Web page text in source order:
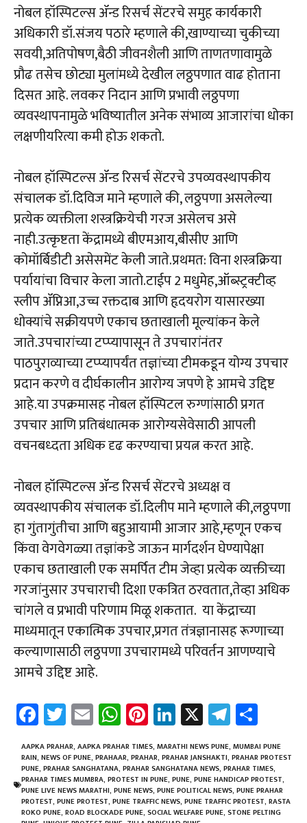
नोबल हॉस्पिटल्स ॲन्ड रिसर्च सेंटरचे समुह कार्यकारी
अधिकारी डॉ.संजय पठारे म्हणाले की,खाण्याच्या चुकीच्या
सवयी,अतिपोषण,बैठी जीवनशैली आणि ताणतणावामुळे
प्रौढ तसेच छोट्या मुलांमध्ये देखील लठ्ठपणात वाढ होताना
दिसत आहे. लवकर निदान आणि प्रभावी लठ्ठपणा
व्यवस्थापनामुळे भविष्यातील अनेक संभाव्य आजारांचा धोका
लक्षणीयरित्या कमी होऊ शकतो.
नोबल हॉस्पिटल्स ॲन्ड रिसर्च सेंटरचे उपव्यवस्थापकीय
संचालक डॉ.दिविज माने म्हणाले की, लठ्ठपणा असलेल्या
प्रत्येक व्यक्तीला शस्त्रक्रियेची गरज असेलच असे
नाही.उत्कृष्टता केंद्रामध्ये बीएमआय,बीसीए आणि
कोमॉर्बिडीटी असेसमेंट केली जाते.प्रथमत: विना शस्त्रक्रिया
पर्यायांचा विचार केला जातो.टाईप 2 मधुमेह,ऑब्स्ट्रक्टीव्ह
स्लीप ॲप्निआ,उच्च रक्तदाब आणि हृदयरोग यासारख्या
धोक्यांचे सक्रीयपणे एकाच छताखाली मूल्यांकन केले
जाते.उपचारांच्या टप्प्यापासून ते उपचारांनंतर
पाठपुराव्याच्या टप्प्यापर्यंत तज्ञांच्या टीमकडून योग्य उपचार
प्रदान करणे व दीर्घकालीन आरोग्य जपणे हे आमचे उद्दिष्ट
आहे.या उपक्रमासह नोबल हॉस्पिटल रुग्णांसाठी प्रगत
उपचार आणि प्रतिबंधात्मक आरोग्यसेवेसाठी आपली
वचनबध्दता अधिक दृढ करण्याचा प्रयत्न करत आहे.
नोबल हॉस्पिटल्स ॲन्ड रिसर्च सेंटरचे अध्यक्ष व
व्यवस्थापकीय संचालक डॉ.दिलीप माने म्हणाले की,लठ्ठपणा
हा गुंतागुंतीचा आणि बहुआयामी आजार आहे,म्हणून एकच
किंवा वेगवेगळ्या तज्ञांकडे जाऊन मार्गदर्शन घेण्यापेक्षा
एकाच छताखाली एक समर्पित टीम जेव्हा प्रत्येक व्यक्तीच्या
गरजांनुसार उपचाराची दिशा एकत्रित ठरवतात,तेव्हा अधिक
चांगले व प्रभावी परिणाम मिळू शकतात. या केंद्राच्या
माध्यमातून एकात्मिक उपचार,प्रगत तंत्रज्ञानासह रूग्णाच्या
कल्याणासाठी लठ्ठपणा उपचारामध्ये परिवर्तन आणण्याचे
आमचे उद्दिष्ट आहे.
Fa
ce
b
o
ok
T
wi
tt
er
E
m
ail
W
h
at
sA
p
Pi
nt
er
es
t
Li
nk
e
dI
n
X Te
le
gr
a
m
ar
e
AAPKA PRAHAR, AAPKA PRAHAR TIMES, MARATHI NEWS PUNE, MUMBAI PUNE
RAIN, NEWS OF PUNE, PRAHAAR, PRAHAR, PRAHAR JANSHAKTI, PRAHAR PROTEST
PUNE, PRAHAR SANGHATANA, PRAHAR SANGHATANA NEWS, PRAHAR TIMES,
PRAHAR TIMES MUMBRA, PROTEST IN PUNE, PUNE, PUNE HANDICAP PROTEST,
PUNE LIVE NEWS MARATHI, PUNE NEWS, PUNE POLITICAL NEWS, PUNE PRAHAR
PROTEST, PUNE PROTEST, PUNE TRAFFIC NEWS, PUNE TRAFFIC PROTEST, RASTA
ROKO PUNE, ROAD BLOCKADE PUNE, SOCIAL WELFARE PUNE, STONE PELTING